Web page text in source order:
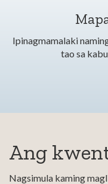
Ipinagmamalaki
tao sa
Ang
Nagsimula kaming